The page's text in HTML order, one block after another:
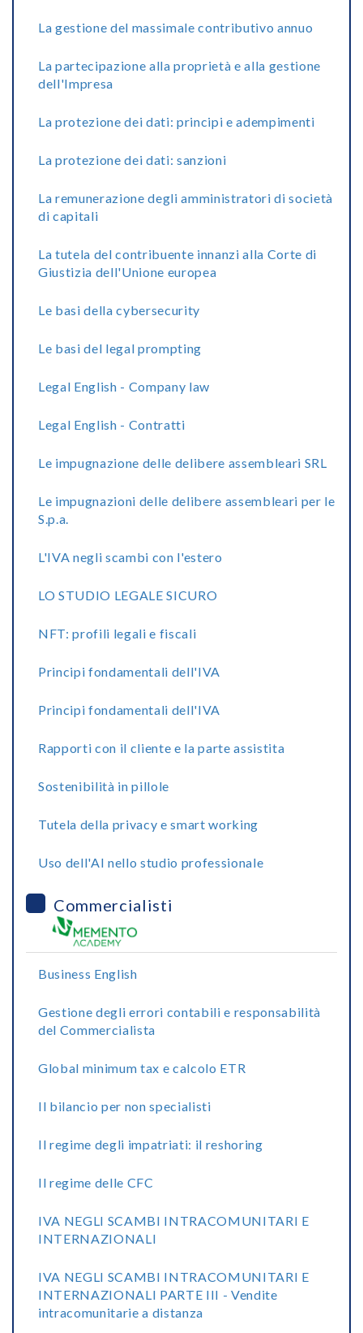
La gestione del massimale contributivo annuo
La partecipazione alla proprietà e alla gestione
dell'Impresa
La protezione dei dati: principi e adempimenti
La protezione dei dati: sanzioni
La remunerazione degli amministratori di società
di capitali
La tutela del contribuente innanzi alla Corte di
Giustizia dell'Unione europea
Le basi della cybersecurity
Le basi del legal prompting
Legal English - Company law
Legal English - Contratti
Le impugnazione delle delibere assembleari SRL
Le impugnazioni delle delibere assembleari per le
S.p.a.
L'IVA negli scambi con l'estero
LO STUDIO LEGALE SICURO
NFT: profili legali e fiscali
Principi fondamentali dell'IVA
Principi fondamentali dell'IVA
Rapporti con il cliente e la parte assistita
Sostenibilità in pillole
Tutela della privacy e smart working
Uso dell'AI nello studio professionale
Commercialisti
Business English
Gestione degli errori contabili e responsabilità
del Commercialista
Global minimum tax e calcolo ETR
Il bilancio per non specialisti
Il regime degli impatriati: il reshoring
Il regime delle CFC
IVA NEGLI SCAMBI INTRACOMUNITARI E
INTERNAZIONALI
IVA NEGLI SCAMBI INTRACOMUNITARI E
INTERNAZIONALI PARTE III - Vendite
intracomunitarie a distanza